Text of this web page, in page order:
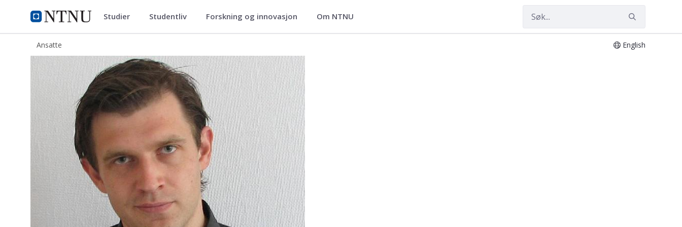
NTNU Hjemmeside
ntnu.no Studier Studentliv Forskning og innovasjon Om NTNU
Ansatte English
Dmitry Slizovskiy